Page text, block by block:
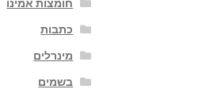
חומצות אמינו
כתבות
מינרלים
בשמים